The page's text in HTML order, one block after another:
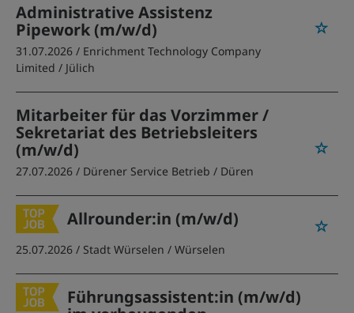
Administrative Assistenz
Pipework (m/w/d)
31.07.2026 / Enrichment Technology Company
Limited / Jülich
Mitarbeiter für das Vorzimmer /
Sekretariat des Betriebsleiters
(m/w/d)
27.07.2026 / Dürener Service Betrieb / Düren
Allrounder:in (m/w/d)
25.07.2026 / Stadt Würselen / Würselen
Führungsassistent:in (m/w/d)